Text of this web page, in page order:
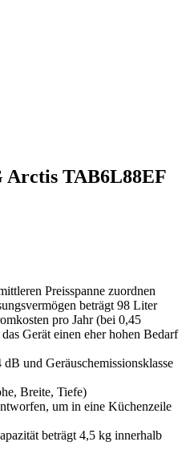
Arctis TAB6L88EF
Preisspanne zuordnen
beträgt 98 Liter
pro Jahr (bei 0,45
Gerät einen eher hohen Bedarf
und Geräuschemissionsklasse
Breite, Tiefe)
um in eine Küchenzeile
beträgt 4,5 kg innerhalb